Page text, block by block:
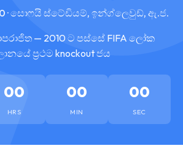
· සොෆයි ස්ටේඩියම්, ඉන්ග්ලෙවුඩ්, ඇ.ජ.
— 2010 ට පස්සේ FIFA ලෝක
ප්‍රථම knockout ජය
00
HRS
00
MIN
00
SEC